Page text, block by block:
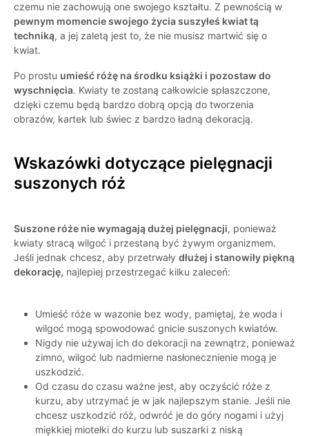
czemu nie zachowują one swojego kształtu. Z pewnością w
pewnym momencie swojego życia suszyłeś kwiat tą
techniką, a jej zaletą jest to, że nie musisz martwić się o
kwiat.
Po prostu umieść różę na środku książki i pozostaw do
wyschnięcia. Kwiaty te zostaną całkowicie spłaszczone,
dzięki czemu będą bardzo dobrą opcją do tworzenia
obrazów, kartek lub świec z bardzo ładną dekoracją.
Wskazówki dotyczące pielęgnacji
suszonych róż
Suszone róże nie wymagają dużej pielęgnacji, ponieważ
kwiaty stracą wilgoć i przestaną być żywym organizmem.
Jeśli jednak chcesz, aby przetrwały dłużej i stanowiły piękną
dekorację, najlepiej przestrzegać kilku zaleceń:
Umieść róże w wazonie bez wody, pamiętaj, że woda i
wilgoć mogą spowodować gnicie suszonych kwiatów.
Nigdy nie używaj ich do dekoracji na zewnątrz, ponieważ
zimno, wilgoć lub nadmierne nasłonecznienie mogą je
uszkodzić.
Od czasu do czasu ważne jest, aby oczyścić róże z
kurzu, aby utrzymać je w jak najlepszym stanie. Jeśli nie
chcesz uszkodzić róż, odwróć je do góry nogami i użyj
miękkiej miotełki do kurzu lub suszarki z niską